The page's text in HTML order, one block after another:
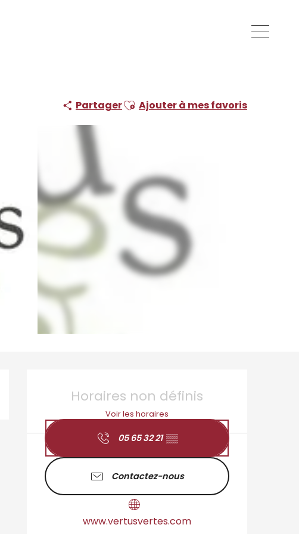
PartagerAjouter aux favoris
Ajouter à mes favoris
Ouverture et
Horaires non définis
Voir les horaires
05 65 32 21 ▒▒
Contactez-nous
www.vertusvertes.com